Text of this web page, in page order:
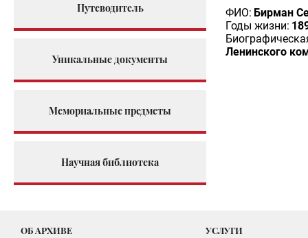
Путеводитель
Уникальные документы
Мемориальные предметы
Научная библиотека
ФИО: Бирман
Годы жизни:
Ленинского
ОБ АРХИВЕ УСЛУГИ